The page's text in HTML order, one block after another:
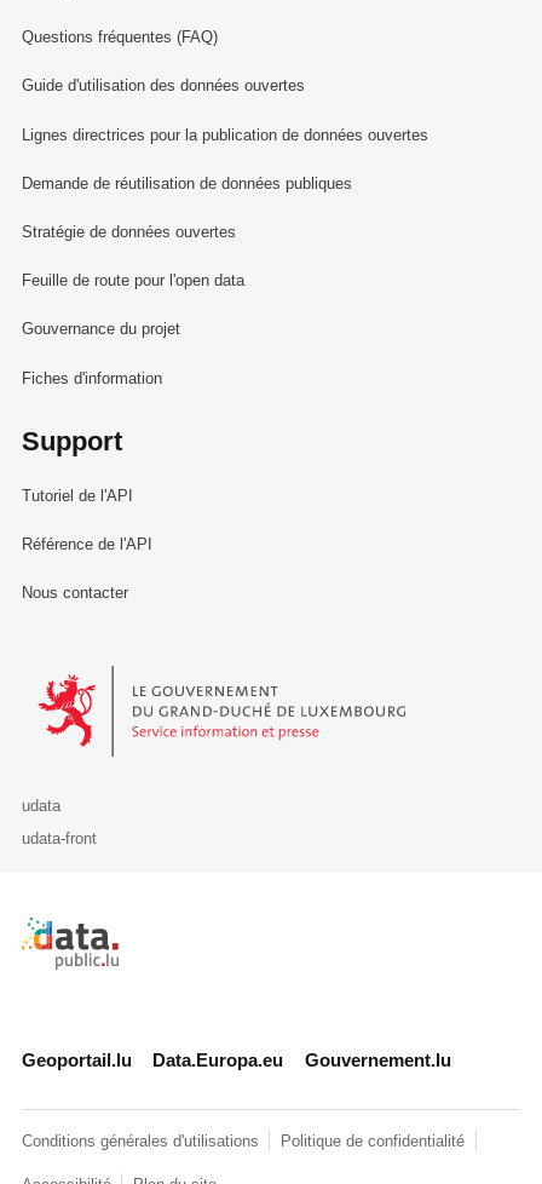
Questions fréquentes (FAQ)
Guide d'utilisation des données ouvertes
Lignes directrices pour la publication de données ouvertes
Demande de réutilisation de données publiques
Stratégie de données ouvertes
Feuille de route pour l'open data
Gouvernance du projet
Fiches d'information
Support
Tutoriel de l'API
Référence de l'API
Nous contacter
Le Gouvernement du Grand-Duché de Luxembourg - Service
udata
udata-front
Retour à l'accueil de data.public.lu
Geoportail.lu Data.Europa.eu Gouvernement.lu
Conditions générales d'utilisations Politique de confidentialité